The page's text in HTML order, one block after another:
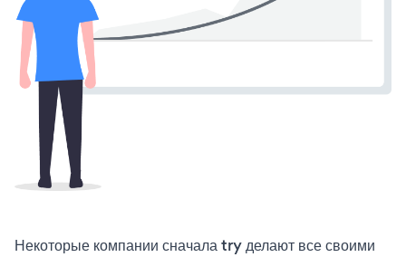
Некоторые компании сначала try делают все своими